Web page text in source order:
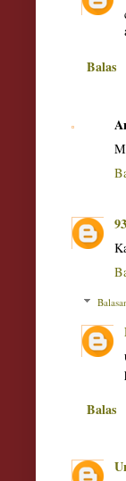
Balas
Balas